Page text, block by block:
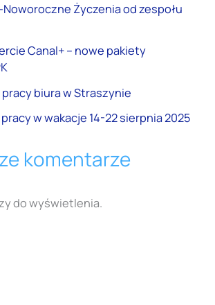
Życzenia od zespołu
Canal+ – nowe pakiety
biura w Straszynie
w wakacje 14-22 sierpnia 2025
komentarze
do wyświetlenia.